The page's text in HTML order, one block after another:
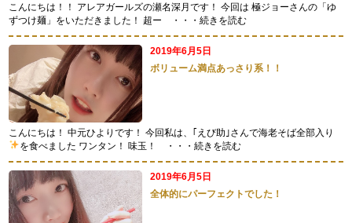
こんにちは！！ アレアガールズの瀬名深月です！ 今回は 極ジョーさんの「ゆ
ずつけ麺」をいただきました！ 超ー
・・・続きを読む
2019年6月5日
ボリューム満点あっさり系！！
こんにちは！ 中元ひよりです！ 今回私は、｢えび助｣さんで海老そば全部入り
を食べました ワンタン！ 味玉！ ・・・続きを読む
2019年6月5日
全体的にパーフェクトでした！